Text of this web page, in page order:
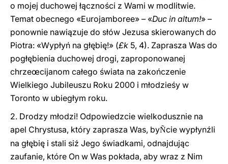
o mojej duchowej łączności z Wami w modlitwie.
Temat obecnego «Eurojamboree» – «Duc in altum!» –
ponownie nawiązuje do słów Jezusa skierowanych do
Piotra: «Wypłyń na głębię!» (£k 5, 4). Zaprasza Was do
pogłębienia duchowej drogi, zaproponowanej
chrzeœcijanom całego świata na zakończenie
Wielkiego Jubileuszu Roku 2000 i młodzieśy w
Toronto w ubiegłym roku.
2. Drodzy młodzi! Odpowiedzcie wielkodusznie na
apel Chrystusa, który zaprasza Was, byÑcie wypłynźli
na głębię i stali siź Jego świadkami, odnajdując
zaufanie, które On w Was pokłada, aby wraz z Nim